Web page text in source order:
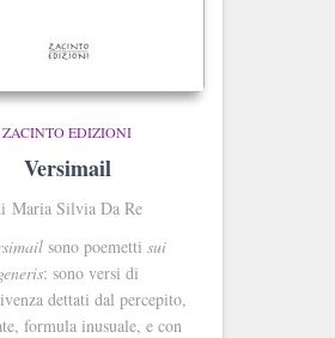
ZACINTO EDIZIONI
Versimail
Maria Silvia Da Re
sono poemetti sui
: sono versi di
dettati dal percepito,
formula inusuale, e con